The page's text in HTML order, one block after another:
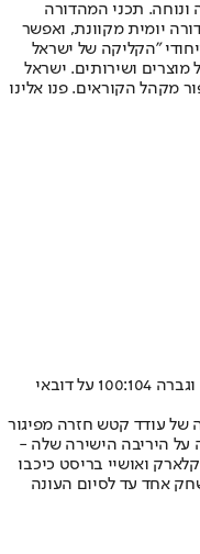
ונוחה. תכני המהדורה
יומית מקוונת, ואפשר
"הקליקה של ישראל
מוצרים ושירותים. ישראל
מקהל הקוראים. פנו אלינו
ממשיכה לחלום: מכבי תל אביב הראתה אופי וגברה 100:104 על דובאי
של עודד קטש חזרה מפיגור
על היריבה הישירה שלה -
ואושיי בריסט כיכבו
אחד עד לסיום העונה